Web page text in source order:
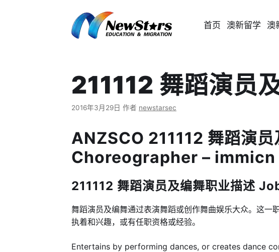
首页 澳新留学 澳
211112 舞蹈演员
2016年3月29日 作者 newstarsec
ANZSCO 211112 舞蹈演
Choreographer – immicn
211112 舞蹈演员及编舞职业描述
舞蹈演员及编舞通过表演舞蹈或创作舞曲娱乐大众。这一
执着和兴趣，或有任职资格或经验。
Entertains by performing dances, or creates dance